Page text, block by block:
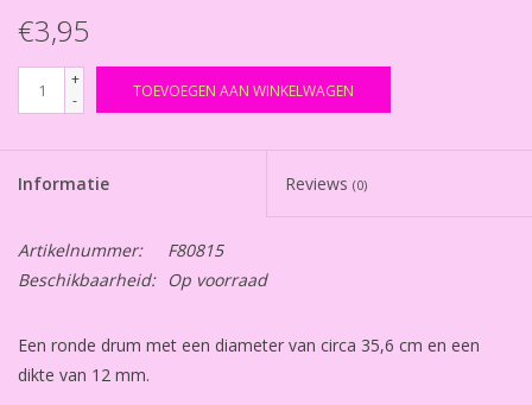
€3,95
+
-
TOEVOEGEN AAN WINKELWAGEN
Informatie Reviews (0)
Artikelnummer:
F80815
Beschikbaarheid:
Op voorraad
Een ronde drum met een diameter van circa 35,6 cm en een
dikte van 12 mm.